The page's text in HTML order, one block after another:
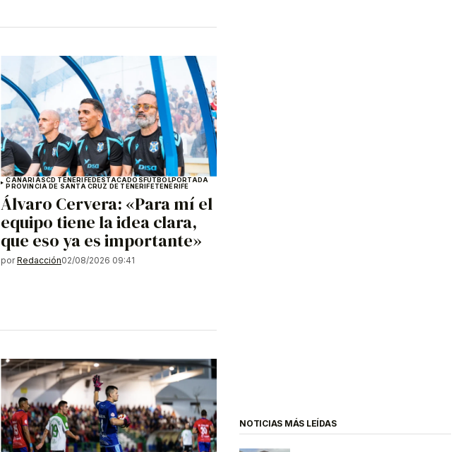
CANARIASCD TENERIFEDESTACADOSFÚTBOLPORTADA
PROVINCIA DE SANTA CRUZ DE TENERIFETENERIFE
Álvaro Cervera: «Para mí el
equipo tiene la idea clara,
que eso ya es importante»
por Redacción02/08/2026 09:41
NOTICIAS MÁS LEÍDAS